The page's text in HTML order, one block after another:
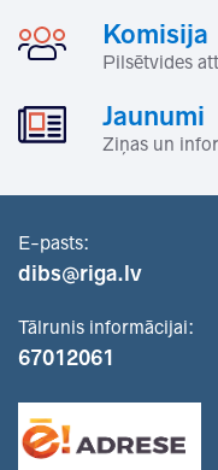
Komisija
Pilsētvides
Jaunumi
Ziņas un
E-pasts:
dibs@riga.lv
Tālrunis informācijai:
67012061